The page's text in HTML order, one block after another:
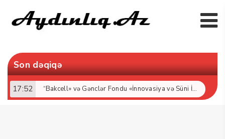
Son dəqiqə
17:52 “Bakcell» və Gənclər Fondu «İnnovasiya və Süni İntellekt» üzrə təqaüd proqramının qalibləri ilə görüş keçirib